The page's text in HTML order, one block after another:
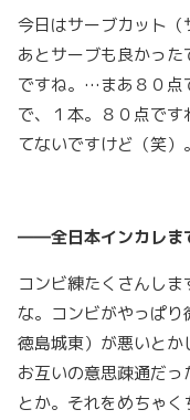
今日はサーブカット（
あとサーブも良かっ
ですね。…まあ８０点
で、１本。８０点で
てないですけど（笑）。
――全日本インカレま
コンビ練たくさんし
な。コンビがやっぱり
徳島城東）が悪いと
お互いの意思疎通だ
とか。それをめちゃ